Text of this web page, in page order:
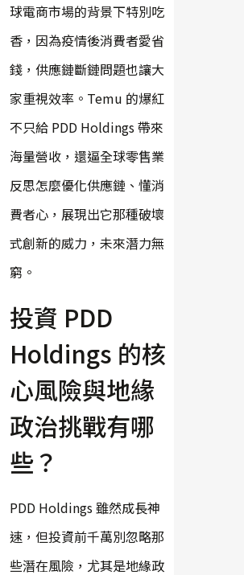
球電商市場的背景下特別吃
香，因為疫情後消費者愛省
錢，供應鏈斷鏈問題也讓大
家重視效率。Temu 的爆紅
不只給 PDD Holdings 帶來
海量營收，還逼全球零售業
反思怎麼優化供應鏈、懂消
費者心，展現出它那種破壞
式創新的威力，未來潛力無
窮。
投資 PDD
Holdings 的核
心風險與地緣
政治挑戰有哪
些？
PDD Holdings 雖然成長神
速，但投資前千萬別忽略那
些潛在風險，尤其是地緣政